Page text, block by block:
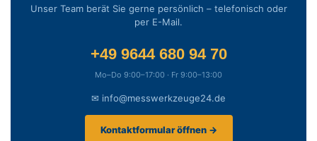
Unser Team berät Sie gerne persönlich – telefonisch oder
per E-Mail.
+49 9644 680 94 70
Mo–Do 9:00–17:00 · Fr 9:00–13:00
✉ info@messwerkzeuge24.de
Kontaktformular öffnen →